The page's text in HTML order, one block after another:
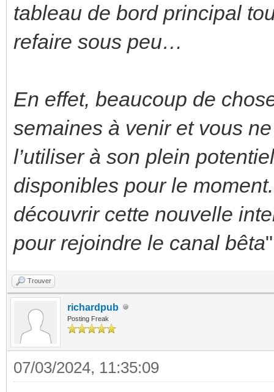
tableau de bord principal
refaire sous peu…
En effet, beaucoup de
semaines à venir et vous
l’utiliser à son plein
disponibles pour le
découvrir cette nouvelle
pour rejoindre le canal bêta"
Trouver
richardpub
Posting Freak
07/03/2024, 11:35:09